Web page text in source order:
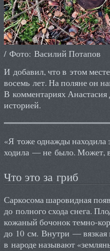
/ Фото: Василий Потапов
И добавил, что в этом
восемь лет. На поляне он
В комментариях
историей.
«Я тоже однажды находила
ходила — не было. Может,
Что это за гриб
Саркосома шаровидная
до полного схода снега.
кожаный бочонок темно-
до 10 см. Внутри — вязкая
в народе называют